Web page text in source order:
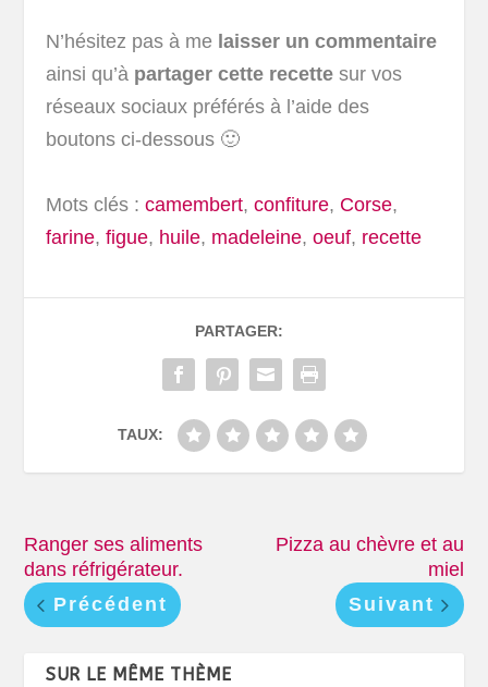
N’hésitez pas à me laisser un commentaire
ainsi qu’à partager cette recette sur vos
réseaux sociaux préférés à l’aide des
boutons ci-dessous 🙂
Mots clés : camembert,confiture, Corse,
farine,figue, huile, madeleine,oeuf, recette
PARTAGER:
TAUX:
Ranger ses aliments
dans réfrigérateur.
Précédent
Pizza au chèvre et au
miel
Suivant
SUR LE MÊME THÈME